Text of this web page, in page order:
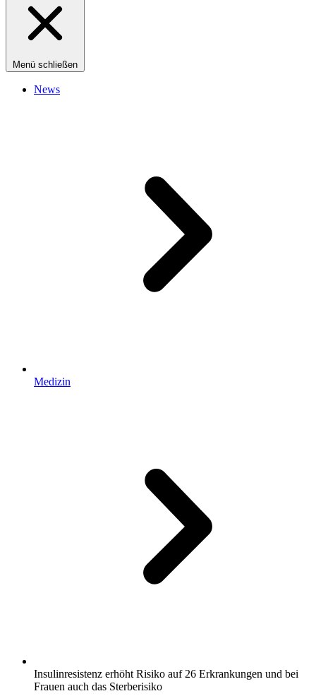
Menü schließen
News
Medizin
Insulinresistenz erhöht Risiko auf 26 Erkrankungen und bei
Frauen auch das Sterberisiko